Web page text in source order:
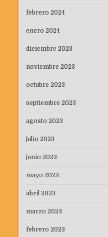
febrero 2024
enero 2024
diciembre 2023
noviembre 2023
octubre 2023
septiembre 2023
agosto 2023
julio 2023
junio 2023
mayo 2023
abril 2023
marzo 2023
febrero 2023